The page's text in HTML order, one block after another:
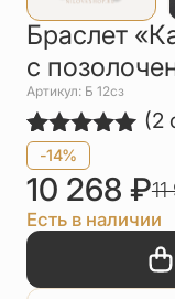
Браслет
с
Артикул: Б 12сз
Рейтинг
5.00из 5
на основе
опроса
2
пользователей
(2
-14%
10 268 ₽
Есть в наличии